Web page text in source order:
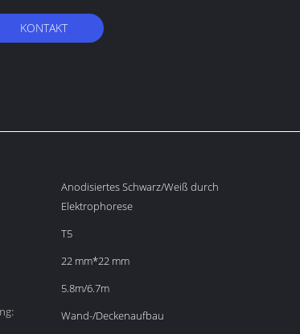
KONTAKT
Anodisiertes Schwarz/Weiß durch
Elektrophorese
T5
22 mm*22 mm
5.8m/6.7m
Wand-/Deckenaufbau